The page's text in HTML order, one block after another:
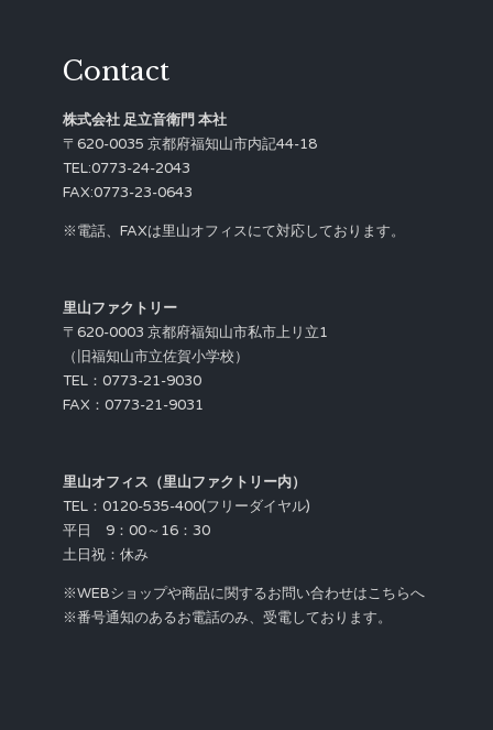
Contact
株式会社 足立音衛門 本社
〒620-0035 京都府福知山市内記44-18
TEL:0773-24-2043
FAX:0773-23-0643
※電話、FAXは里山オフィスにて対応しております。
里山ファクトリー
〒620-0003 京都府福知山市私市上リ立1
（旧福知山市立佐賀小学校）
TEL：0773-21-9030
FAX：0773-21-9031
里山オフィス（里山ファクトリー内）
TEL：0120-535-400(フリーダイヤル)
平日 9：00～16：30
土日祝：休み
※WEBショップや商品に関するお問い合わせはこちらへ
※番号通知のあるお電話のみ、受電しております。